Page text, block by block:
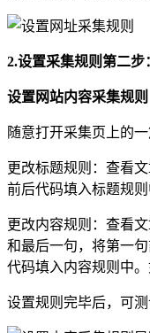
2.设置采集规则第二步
设置网站内容采集规则
随意打开采集页上的
更改标题规则：查看
前后代码填入标题规则
更改内容规则：查看
和最后一句，将第一
代码填入内容规则中。
设置规则完毕后，可